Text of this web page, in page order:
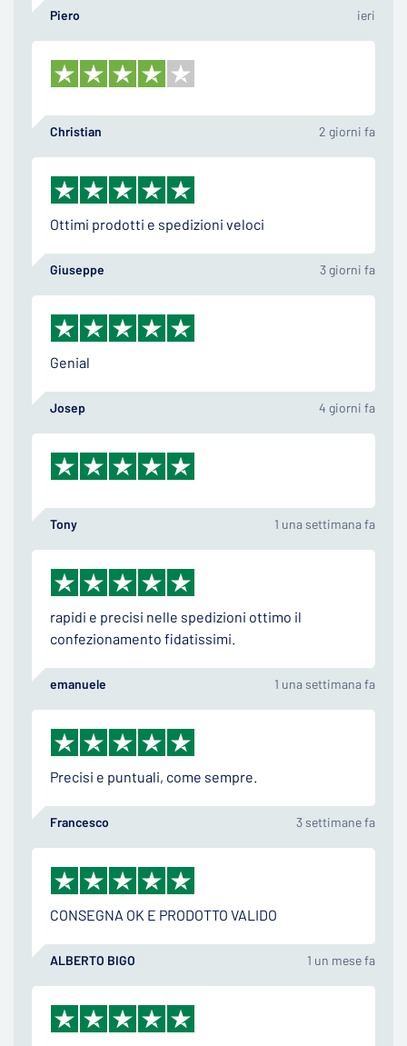
Piero ieri
Christian 2 giorni fa
Ottimi prodotti e spedizioni veloci
Giuseppe 3 giorni fa
Genial
Josep 4 giorni fa
Tony 1 una settimana fa
rapidi e precisi nelle spedizioni ottimo il
confezionamento fidatissimi.
emanuele 1 una settimana fa
Precisi e puntuali, come sempre.
Francesco 3 settimane fa
CONSEGNA OK E PRODOTTO VALIDO
ALBERTO BIGO 1 un mese fa